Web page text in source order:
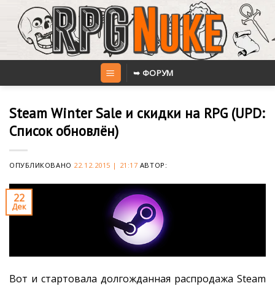
content
➥ ФОРУМ
Steam Winter Sale и скидки на RPG (UPD:
Список обновлён)
ОПУБЛИКОВАНО 22.12.2015 | 21:17 АВТОР:
22
Дек
Вот и стартовала долгожданная распродажа Steam